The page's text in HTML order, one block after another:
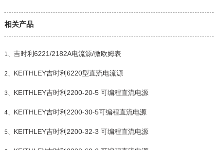
相关产品
1、 吉时利6221/2182A电流源/微欧姆表
2、 KEITHLEY吉时利6220型直流电流源
3、 KEITHLEY吉时利2200-20-5 可编程直流电源
4、 KEITHLEY吉时利2200-30-5可编程直流电源
5、 KEITHLEY吉时利2200-32-3 可编程直流电源